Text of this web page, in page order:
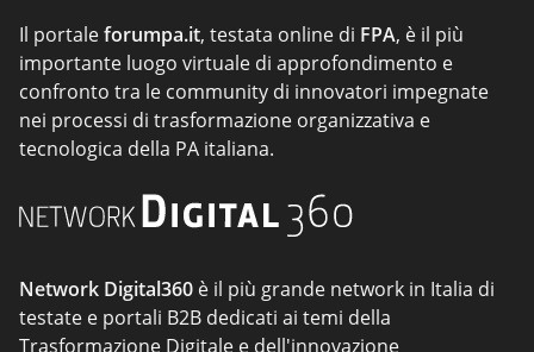
Il portaleforumpa.it, testata online di FPA, è il più
importante luogo virtuale di approfondimento e
confronto tra le community di innovatori impegnate
nei processi di trasformazione organizzativa e
tecnologica della PA italiana.
Network Digital360 è il più grande network in Italia di
testate e portali B2B dedicati ai temi della
Trasformazione Digitale e dell'innovazione